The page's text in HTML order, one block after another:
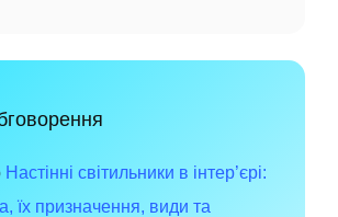
тек:
комфорт
вашого
інтер’єру
Настінні світильники в інтер’єрі:
їх призначення, види та